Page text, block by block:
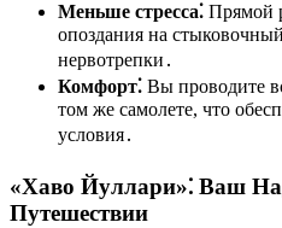
Меньше стресса⁚ Прямой
опоздания на
нервотрепки․
Комфорт⁚ Вы проводите
том же самолете, что
условия․
«Хаво Йуллари»⁚ Ваш
Путешествии